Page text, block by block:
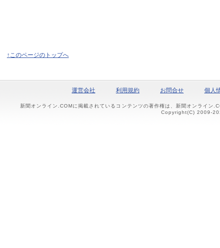
↑このページのトップへ
運営会社 利用規約 お問合せ 個人
新聞オンライン.COMに掲載されているコンテンツの著作権は、新聞オンライン
Copyright(C) 2009-